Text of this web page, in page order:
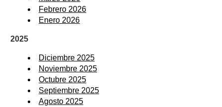
Febrero 2026
Enero 2026
2025
Diciembre 2025
Noviembre 2025
Octubre 2025
Septiembre 2025
Agosto 2025